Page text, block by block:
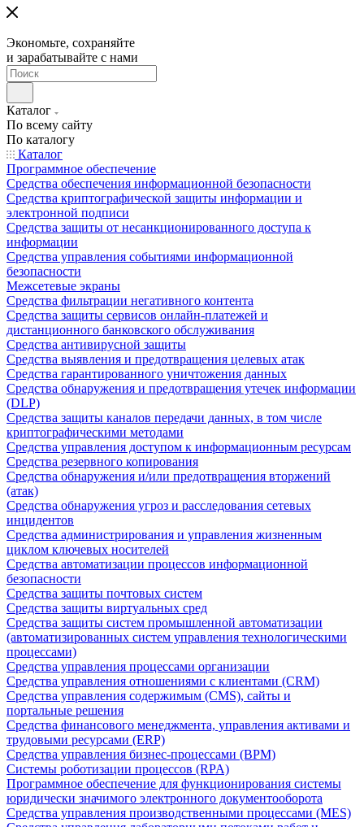
Экономьте, сохраняйте
и зарабатывайте с нами
Каталог
По всему сайту
По каталогу
Каталог
Программное обеспечение
Средства обеспечения информационной безопасности
Средства криптографической защиты информации и
электронной подписи
Средства защиты от несанкционированного доступа к
информации
Средства управления событиями информационной
безопасности
Межсетевые экраны
Средства фильтрации негативного контента
Средства защиты сервисов онлайн-платежей и
дистанционного банковского обслуживания
Средства антивирусной защиты
Средства выявления и предотвращения целевых атак
Средства гарантированного уничтожения данных
Средства обнаружения и предотвращения утечек информации
(DLP)
Средства защиты каналов передачи данных, в том числе
криптографическими методами
Средства управления доступом к информационным ресурсам
Средства резервного копирования
Средства обнаружения и/или предотвращения вторжений
(атак)
Средства обнаружения угроз и расследования сетевых
инцидентов
Средства администрирования и управления жизненным
циклом ключевых носителей
Средства автоматизации процессов информационной
безопасности
Средства защиты почтовых систем
Средства защиты виртуальных сред
Средства защиты систем промышленной автоматизации
(автоматизированных систем управления технологическими
процессами)
Средства управления процессами организации
Средства управления отношениями с клиентами (CRM)
Средства управления содержимым (CMS), сайты и
портальные решения
Средства финансового менеджмента, управления активами и
трудовыми ресурсами (ERP)
Средства управления бизнес-процессами (BPM)
Системы роботизации процессов (RPA)
Программное обеспечение для функционирования системы
юридически значимого электронного документооборота
Средства управления производственными процессами (MES)